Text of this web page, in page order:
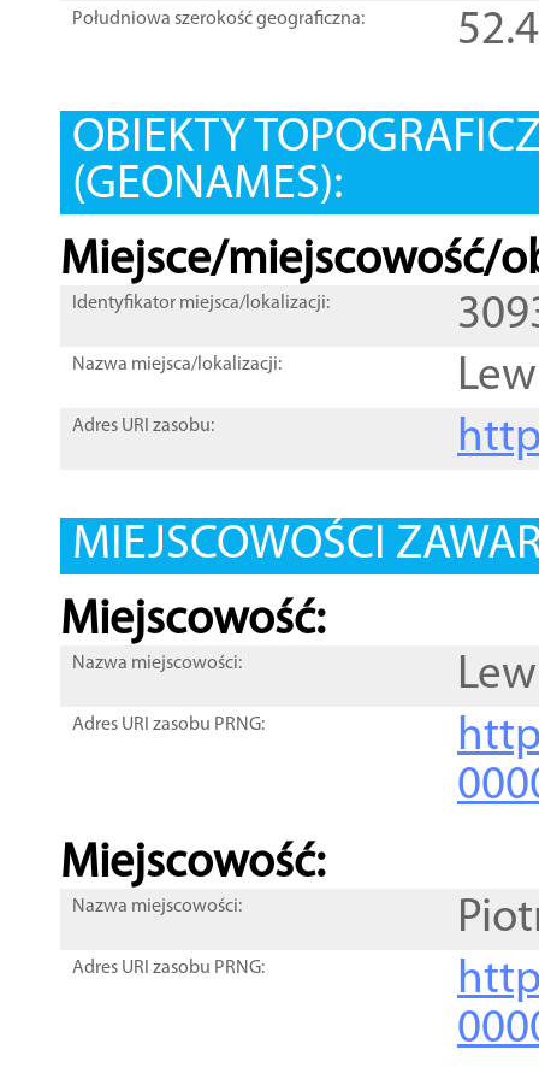
Południowa szerokość geograficzna:
OBIEKTY
(GEONAMES):
Miejsce/miejscowość/
Identyfikator miejsca/lokalizacji:
Nazwa miejsca/lokalizacji:
Adres URI zasobu:
MIEJSCOWOŚCI
Miejscowość:
Nazwa miejscowości:
Adres URI zasobu PRNG:
Miejscowość:
Nazwa miejscowości:
Adres URI zasobu PRNG: